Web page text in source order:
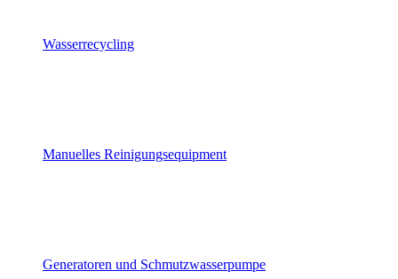
Wasserrecycling
Manuelles Reinigungsequipment
Generatoren und Schmutzwasserpumpe